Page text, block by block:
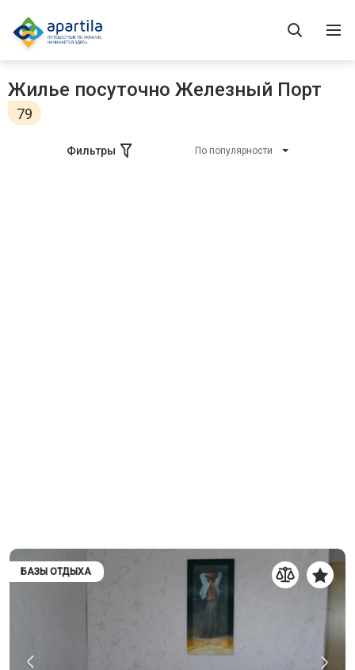
Жилье посуточно Железный Порт
79
Фильтры По популярности
БАЗЫ ОТДЫХА